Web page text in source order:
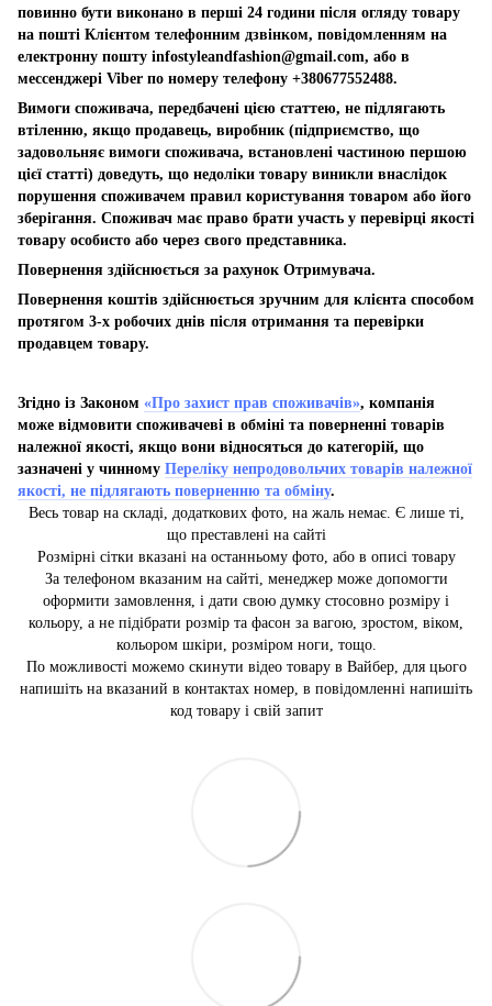
повинно бути виконано в перші 24 години після огляду товару
на пошті Клієнтом телефонним дзвінком, повідомленням на
електронну пошту infostyleandfashion@gmail.com, або в
мессенджері Viber по номеру телефону +380677552488.
Вимоги споживача, передбачені цією статтею, не підлягають
втіленню, якщо продавець, виробник (підприємство, що
задовольняє вимоги споживача, встановлені частиною першою
цієї статті) доведуть, що недоліки товару виникли внаслідок
порушення споживачем правил користування товаром або його
зберігання. Споживач має право брати участь у перевірці якості
товару особисто або через свого представника.
Повернення здійснюється за рахунок Отримувача.
Повернення коштів здійснюється зручним для клієнта способом
протягом 3-х робочих днів після отримання та перевірки
продавцем товару.
Згідно із Законом «Про захист прав споживачів», компанія
може відмовити споживачеві в обміні та поверненні товарів
належної якості, якщо вони відносяться до категорій, що
зазначені у чинному Переліку непродовольчих товарів належної
якості, не підлягають поверненню та обміну.
Весь товар на складі, додаткових фото, на жаль немає. Є лише ті,
що преставлені на сайті
Розмірні сітки вказані на останньому фото, або в описі товару
За телефоном вказаним на сайті, менеджер може допомогти
оформити замовлення, і дати свою думку стосовно розміру і
кольору, а не підібрати розмір та фасон за вагою, зростом, віком,
кольором шкіри, розміром ноги, тощо.
По можливості можемо скинути відео товару в Вайбер, для цього
напишіть на вказаний в контактах номер, в повідомленні напишіть
код товару і свій запит